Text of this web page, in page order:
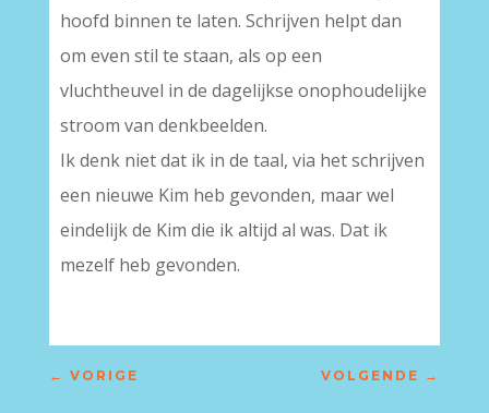
hoofd binnen te laten. Schrijven helpt dan
om even stil te staan, als op een
vluchtheuvel in de dagelijkse onophoudelijke
stroom van denkbeelden.
Ik denk niet dat ik in de taal, via het schrijven
een nieuwe Kim heb gevonden, maar wel
eindelijk de Kim die ik altijd al was. Dat ik
mezelf heb gevonden.
← VORIGE VOLGENDE →